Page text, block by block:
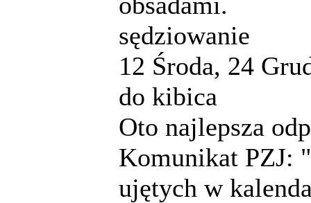
sędziowanie
12 Środa, 24
do kibica
Oto najlepsza
Komunikat PZJ:
ujętych w